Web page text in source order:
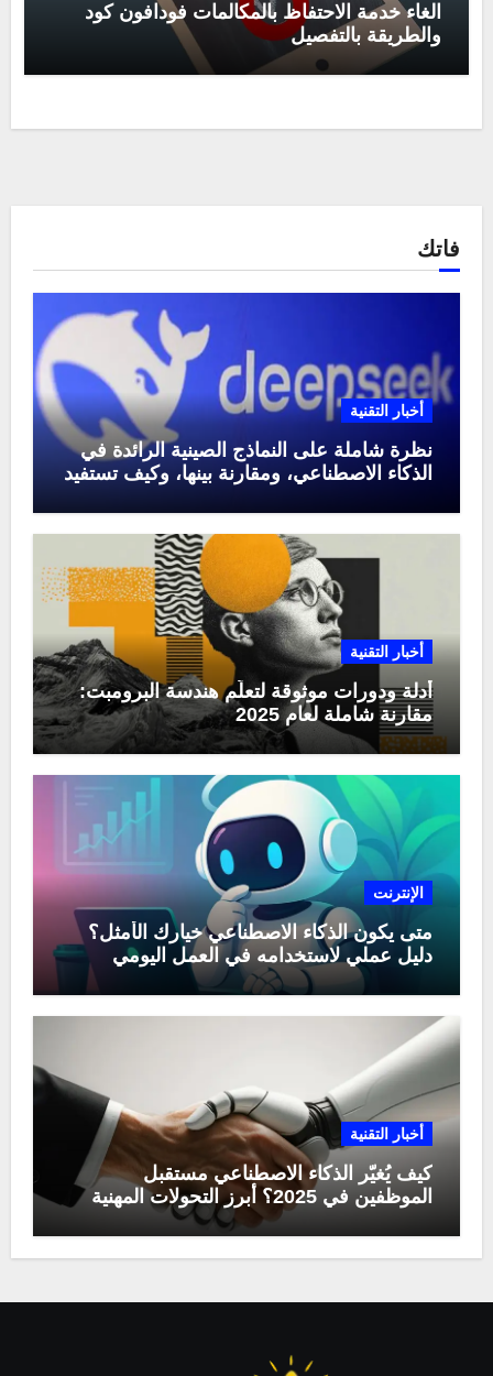
الغاء خدمة الاحتفاظ بالمكالمات فودافون كود
والطريقة بالتفصيل
فاتك
أخبار التقنية
نظرة شاملة على النماذج الصينية الرائدة في
الذكاء الاصطناعي، ومقارنة بينها، وكيف تستفيد
أخبار التقنية
أدلة ودورات موثوقة لتعلّم هندسة البرومبت:
مقارنة شاملة لعام 2025
الإنترنت
متى يكون الذكاء الاصطناعي خيارك الأمثل؟
دليل عملي لاستخدامه في العمل اليومي
أخبار التقنية
كيف يُغيّر الذكاء الاصطناعي مستقبل
الموظفين في 2025؟ أبرز التحولات المهنية